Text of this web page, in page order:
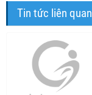
Tin tức liên quan